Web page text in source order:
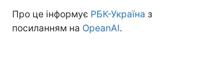
Про це інформує РБК-Україна з
посиланням на OpeanAI.